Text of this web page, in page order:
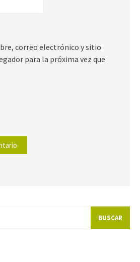
correo electrónico y sitio
para la próxima vez que